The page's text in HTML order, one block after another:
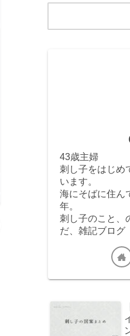
43歳主婦
刺し子をはじめ
います。
海にそばに住ん
年。
刺し子のこと、
だ、雑記ブログ